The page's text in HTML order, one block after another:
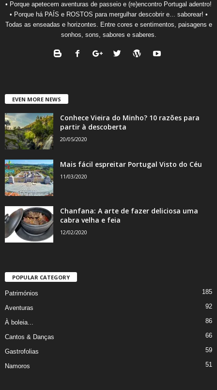
• Porque apetecem aventuras de passeio e (re)encontro Portugal adentro!
• Porque há PAÍS e ROSTOS para mergulhar descobrir e... saborear! •
Todas as enseadas e horizontes. Entre cores e sentimentos, paisagens e
sonhos, sons, sabores e saberes.
EVEN MORE NEWS
Conhece Vieira do Minho? 10 razões para
partir à descoberta
20/05/2020
Mais fácil espreitar Portugal Visto do Céu
11/03/2020
Chanfana: A arte de fazer deliciosa uma
cabra velha e feia
12/02/2020
POPULAR CATEGORY
Patrimónios 185
Aventuras 92
À boleia... 86
Cantos & Danças 66
Gastrofolias 59
Namoros 51